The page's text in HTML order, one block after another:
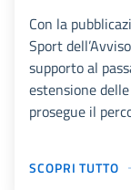
Con la
Sport
supporto al
estensione
prosegue il
SCOPRI TUTTO